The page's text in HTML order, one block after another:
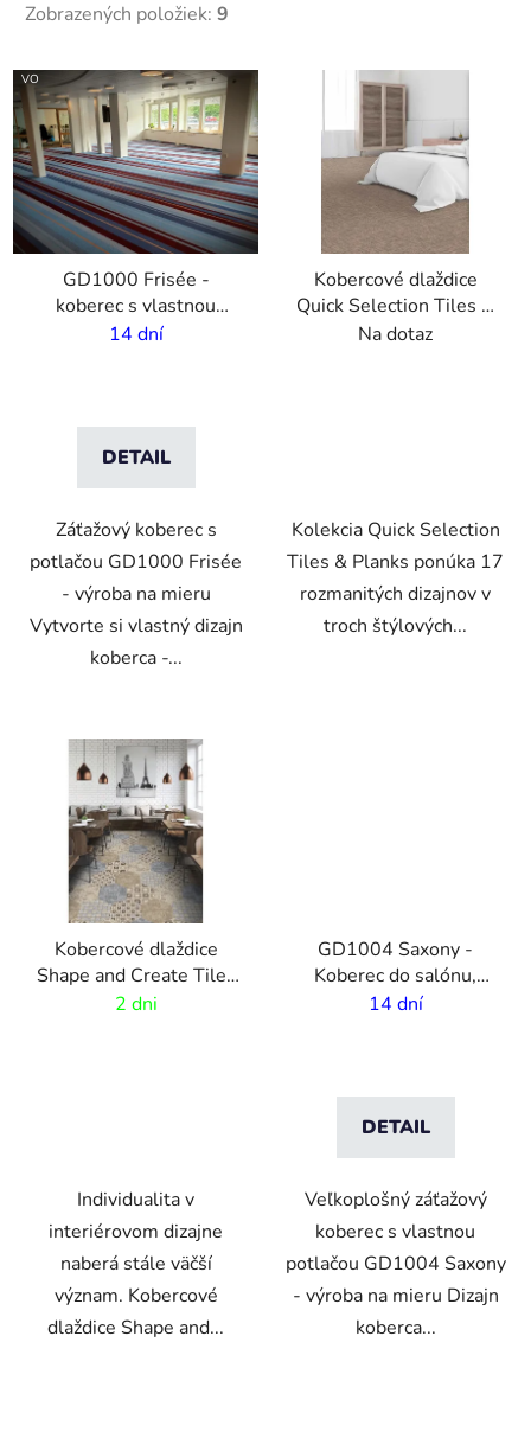
Zobrazených položiek: 9
V
ý
p
i
s
p
r
VO
GD1000 Frisée -
koberec s vlastnou
potalčou - 6 mm vlas -14 dní
DETAIL
Záťažový koberec s
potlačou GD1000 Frisée
- výroba na mieru
Vytvorte si vlastný dizajn
koberca -...
Kobercové dlaždice
Quick Selection Tiles &
Planks | 17 dizajnov
Na dotaz
Kolekcia Quick Selection
Tiles & Planks ponúka 17
rozmanitých dizajnov v
troch štýlových...
Kobercové dlaždice
Shape and Create Tiles
| 5 unikátnych tvarov
2 dni
Individualita v
interiérovom dizajne
naberá stále väčší
význam. Kobercové
dlaždice Shape and...
GD1004 Saxony -
Koberec do salónu,
recepcie s vlastnou
14 dní
DETAIL
Veľkoplošný záťažový
koberec s vlastnou
potlačou GD1004 Saxony
- výroba na mieru Dizajn
koberca...